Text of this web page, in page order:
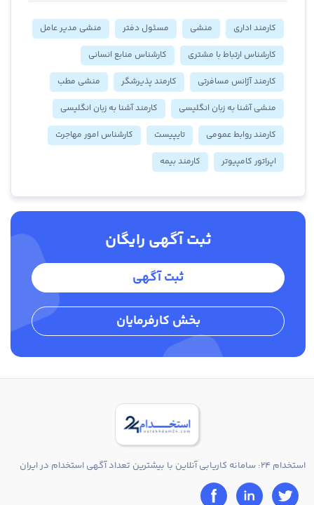
کارمند اداری منشی مسئول دفتر
منشی مدیر عامل
کارشناس ارتباط با مشتری
کارشناس منابع انسانی
کارمند آژانس مسافرتی
کارمند پذیرشگر
منشی مطب
منشی آشنا به زبان انگلیسی
کارمند آشنا به زبان انگلیسی
کارمند روابط عمومی
تایپیست
کارشناس امور مهاجرت
اپراتور کامپیوتر
کارمند بیمه
ثبت آگهی رایگان
ثبت آگهی
بخش کارفرمایان
استخدام 24: سامانه کاریابی آنلاین با بیشترین تعداد آگهی استخدام در ایران